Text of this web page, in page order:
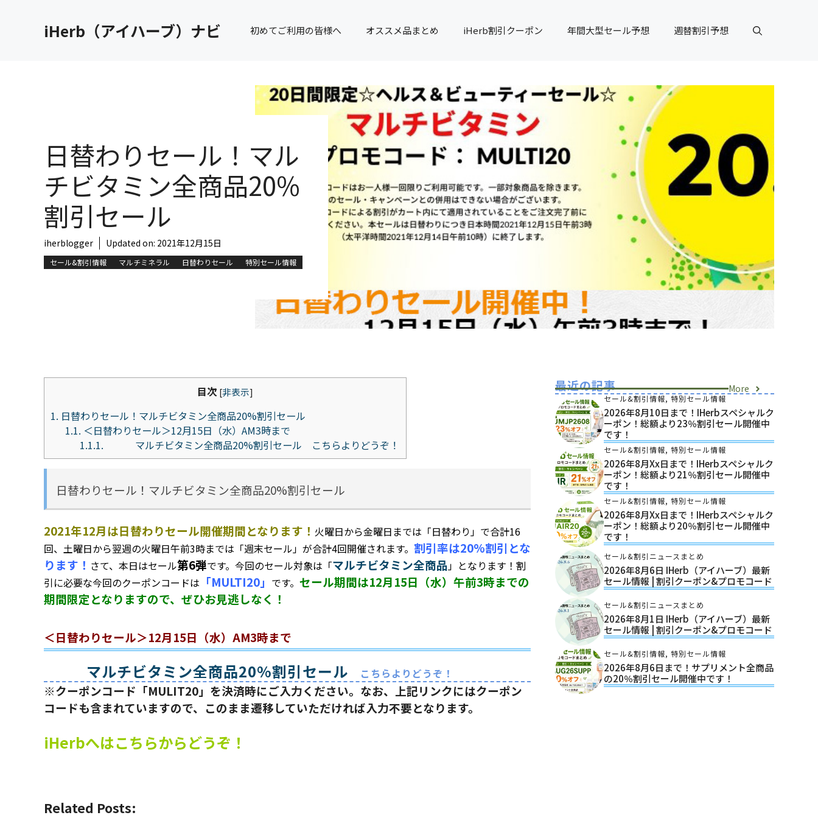
iHerb（アイハーブ）ナビ 初めてご利用の皆様へ オススメ品まとめ iHerb割引クーポン 年間大型セール予想 週替割引予想
日替わりセール！マル
チビタミン全商品20%
割引セール
iherblogger Updated on: 2021年12月15日
セール&割引情報 マルチミネラル 日替わりセール 特別セール情報
目次 [非表示]
1. 日替わりセール！マルチビタミン全商品20%割引セール
1.1. ＜日替わりセール＞12月15日（水）AM3時まで
1.1.1. マルチビタミン全商品20%割引セール こちらよりどうぞ！
日替わりセール！マルチビタミン全商品20%割引セール
2021年12月は日替わりセール開催期間となります！ 火曜日から金曜日までは「日替わり」で合計16
回、土曜日から翌週の火曜日午前3時までは「週末セール」が合計4回開催されます。 割引率は20%割引とな
ります！ さて、本日はセール第6弾です。今回のセール対象は「マルチビタミン全商品」となります！割
引に必要な今回のクーポンコードは 「MULTI20」 です。 セール期間は12月15日（水）午前3時までの
期間限定となりますので、ぜひお見逃しなく！
＜日替わりセール＞12月15日（水）AM3時まで
マルチビタミン全商品20%割引セール こちらよりどうぞ！
※クーポンコード「MULIT20」を決済時にご入力ください。なお、上記リンクにはクーポン
コードも含まれていますので、このまま遷移していただければ入力不要となります。
iHerbへはこちらからどうぞ！
Related Posts:
最近の記事 More
セール&割引情報, 特別セール情報
2026年8月10日まで！iHerbスペシャルク
ーポン！総額より23％割引セール開催中
です！
セール&割引情報, 特別セール情報
2026年8月xx日まで！iHerbスペシャルク
ーポン！総額より21％割引セール開催中
です！
セール&割引情報, 特別セール情報
2026年8月xx日まで！iHerbスペシャルク
ーポン！総額より20％割引セール開催中
です！
セール&割引ニュースまとめ
2026年8月6日 IHerb（アイハーブ）最新
セール情報 | 割引クーポン&プロモコード
セール&割引ニュースまとめ
2026年8月1日 IHerb（アイハーブ）最新
セール情報 | 割引クーポン&プロモコード
セール&割引情報, 特別セール情報
2026年8月6日まで！サプリメント全商品
の20％割引セール開催中です！